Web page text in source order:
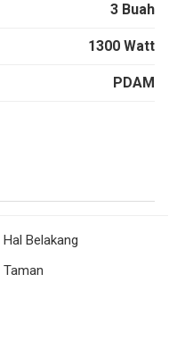
3 Buah
1300 Watt
PDAM
Hal Belakang
Taman